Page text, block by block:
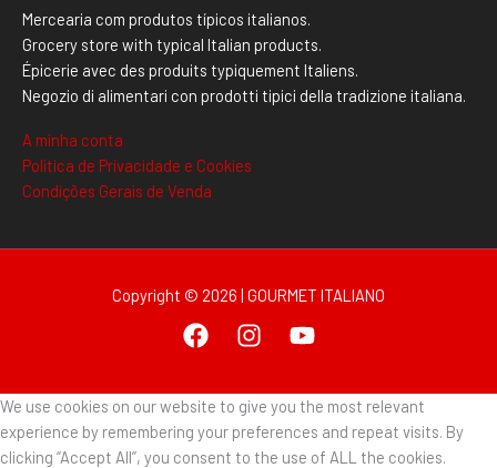
Mercearia com produtos típicos italianos.
Grocery store with typical Italian products.
Épicerie avec des produits typiquement Italiens.
Negozio di alimentari con prodotti tipici della tradizione italiana.
A minha conta
Politica de Privacidade e Cookies
Condições Gerais de Venda
Copyright © 2026 | GOURMET ITALIANO
We use cookies on our website to give you the most relevant
experience by remembering your preferences and repeat visits. By
clicking “Accept All”, you consent to the use of ALL the cookies.